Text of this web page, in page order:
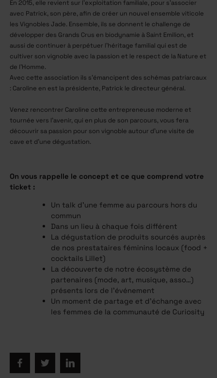
En 2015, elle revient sur l’exploitation familiale, pour s’associer
avec Patrick, son père, afin de créer un nouvel ensemble viticole
les Vignobles Jade. Ensemble, ils se donnent le challenge de
développer des Grands Crus en biodynamie à Saint Emilion, et
aussi de continuer à perpétuer l’héritage familial qui est de
cultiver son vignoble avec la passion et le respect de la Nature et
de l’Homme.
Avec cette association ils s’émancipent des schémas patriarcaux
: Caroline en est la présidente, Patrick le directeur général.
Venez rencontrer Caroline cette entrepreneuse moderne et
tournée vers l’avenir, qui en plus de son parcours, vous fera
découvrir sa passion pour son vignoble autour d’une visite de
cave et d’une dégustation.
On vous rappelle le concept et ce que comprend votre
ticket :
Un talk d’une femme au parcours hors du
commun
Dans un lieu à chaque fois différent
La dégustation de produits sourcés auprès
de nos prestataires féminins locaux (food +
cocktails Lillet)
La découverte de notre écosystème de
partenaires (mode, art, musique, asso…)
présents lors de l'événement
Un moment de partage et d’échange avec
les femmes de la communauté de Curiosity